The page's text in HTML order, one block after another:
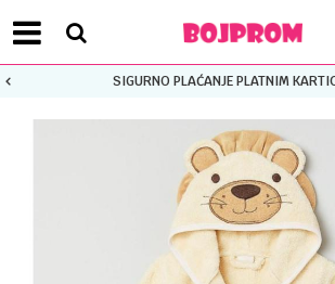
SIGURNO PLAĆANJE PLATNIM